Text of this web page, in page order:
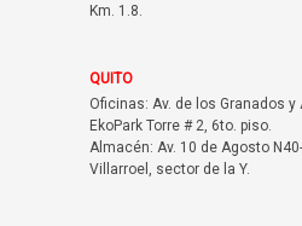
Km. 1.8.
QUITO
Oficinas: Av. de los Granados y
EkoPark Torre # 2, 6to. piso.
Almacén: Av. 10 de Agosto
Villarroel, sector de la Y.